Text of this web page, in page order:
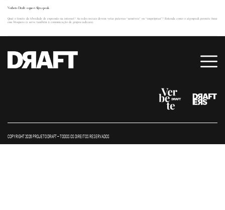
Verbete Draft: o que é Algospeak
Qual o limite da liberdade de expressão na internet? As redes sociais devem vetar palavras “sensíveis” ou “impróprias”? Entenda como o algospeak permite furar
esse bloqueio (e serve também à comunicação de grupos radicais).
COPYRIGHT 2026 PROJETO DRAFT – TODOS OS DIREITOS RESERVADOS